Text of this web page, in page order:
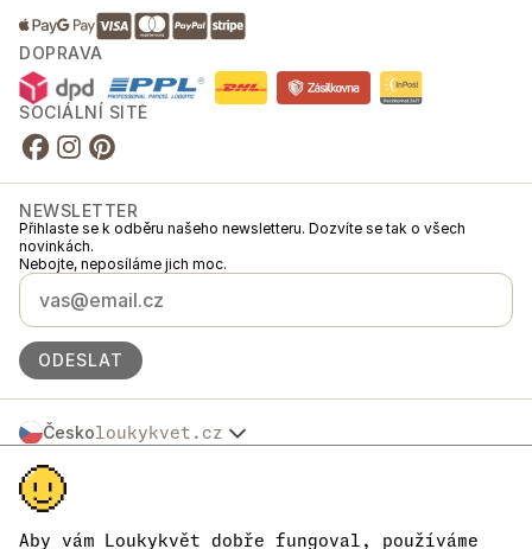
Aby vám Loukykvět dobře fungoval, používáme
DOPRAVA
SOCIÁLNÍ SÍTĚ
NEWSLETTER
Přihlaste se k odběru našeho newsletteru. Dozvíte se tak o všech
novinkách.
Nebojte, neposíláme jich moc.
ODESLAT
Českoloukykvet.cz
Polska
Österreich
Deutschland
© 2016 →
Loukykvět s.r.o. je zapsaný v OR u Městského soudu v Praze, oddíl C,
Jsme zapojeni v Systému sdruženého plněné EKO-KOM pod číslem